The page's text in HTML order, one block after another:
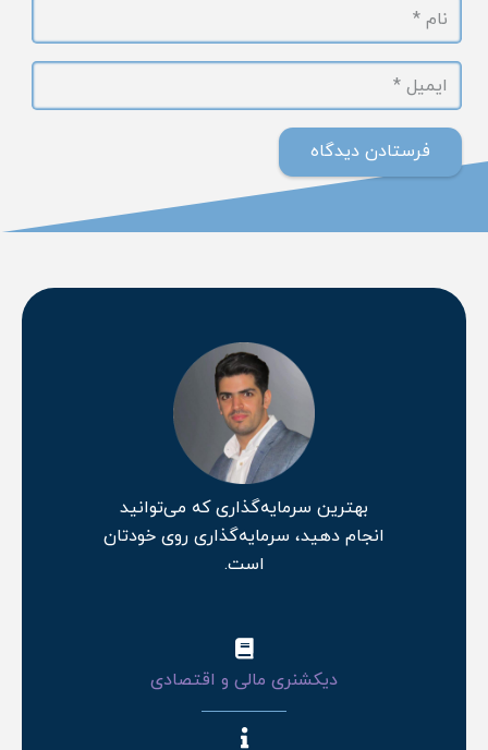
فرستادن دیدگاه
بهترین سرمایه‌گذاری که می‌توانید
انجام دهید، سرمایه‌گذاری روی خودتان
است.
دیکشنری مالی و اقتصادی